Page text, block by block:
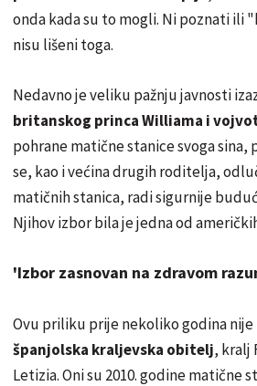
onda kada su to mogli. Ni poznati ili
nisu lišeni toga.
Nedavno je veliku pažnju javnosti
britanskog princa Williama i
pohrane matične stanice svoga sina,
se, kao i većina drugih roditelja,
matičnih stanica, radi sigurnije
Njihov izbor bila je jedna od
'Izbor zasnovan na zdravom
Ovu priliku prije nekoliko godina
španjolska kraljevska obitelj, kralj
Letizia. Oni su 2010. godine matične